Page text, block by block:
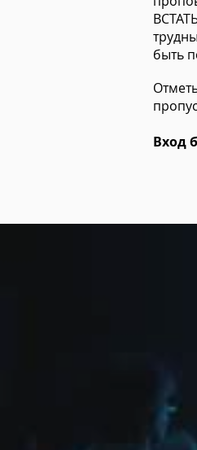
быть
Вход